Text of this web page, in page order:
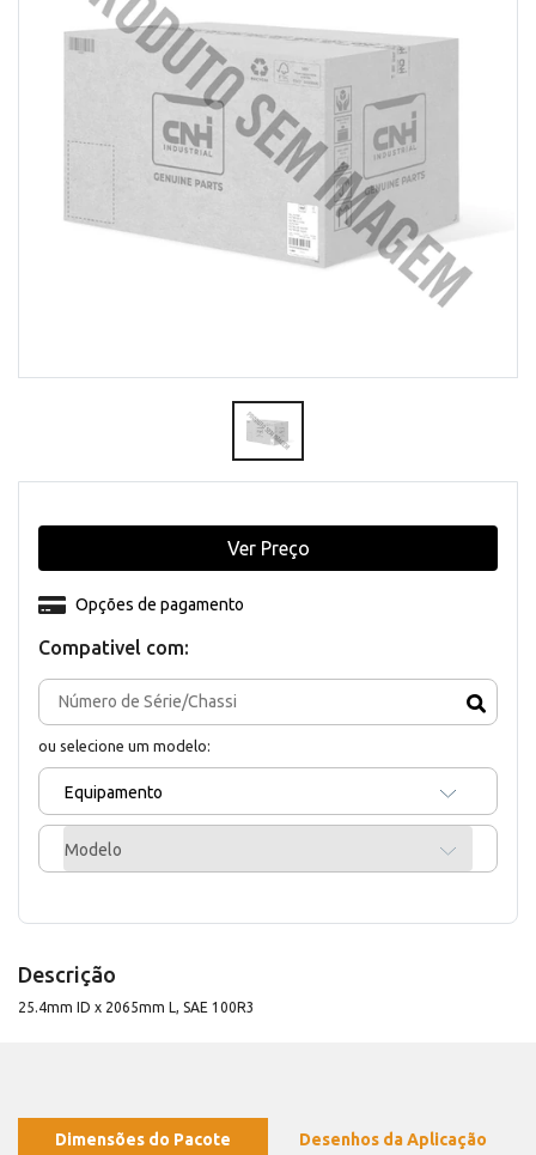
Compativel com:
ou selecione um modelo:
Equipamento
Modelo
Opções de pagamento
Ver Preço
Descrição
25.4mm ID x 2065mm L, SAE 100R3
Dimensões do Pacote Desenhos da Aplicação